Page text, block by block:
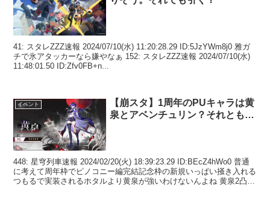
41: スタレZZZ速報 2024/07/10(水) 11:20:28.29 ID:5JzYWm8j0 雅ガ
チで氷アタッカーなら嫌やなぁ 152: スタレZZZ速報 2024/07/10(水)
11:48:01.50 ID:Zfv0FB+n...
イベント
【崩スタ】1周年のPUキャラは黄
泉とアベンチュリン？それとも…
448: 星穹列車速報 2024/02/20(火) 18:39:23.29 ID:BEcZ4hWo0 普通
に考えて周年枠でピノコニー編完結記念枠の新規いっぱい掻き入れる
つもるで実装されるホタルより黄泉が強いわけないんよね 黄泉2凸餅